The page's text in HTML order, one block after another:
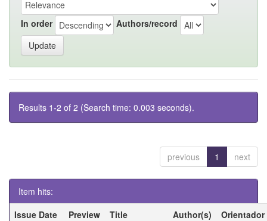
In order Authors/record
Results 1-2 of 2 (Search time: 0.003 seconds).
previous 1 next
Item hits:
Issue Date
Preview Title Author(s)
Orientador